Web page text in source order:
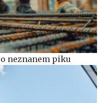
neznanem piku